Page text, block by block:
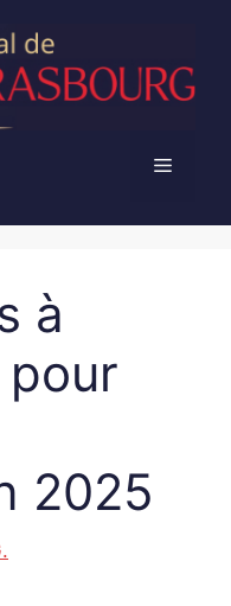
Menu
à
2025